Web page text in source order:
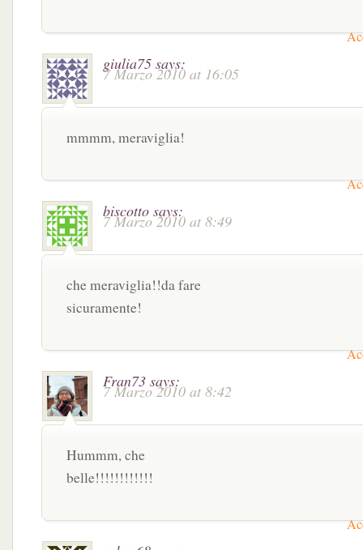
giulia75 says:
7 Marzo 2010 at 16:05
mmmm, meraviglia!
biscotto says:
7 Marzo 2010 at 8:49
che meraviglia!!da fare
sicuramente!
Fran73 says:
7 Marzo 2010 at 8:42
Hummm, che
belle!!!!!!!!!!!!